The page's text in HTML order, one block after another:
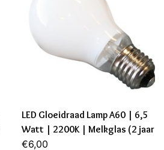
LED Gloeidraad Lamp A60 | 6,5
Watt | 2200K | Melkglas (2 jaar
garantie)
€6,00